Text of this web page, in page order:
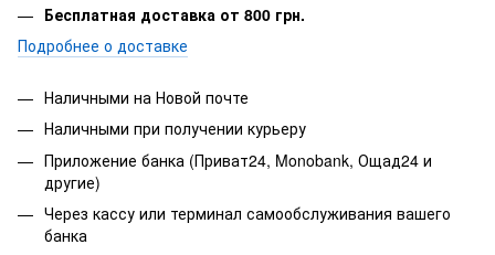
Бесплатная доставка от 800 грн.
Подробнее о доставке
Наличными на Новой почте
Наличными при получении курьеру
Приложение банка (Приват24, Monobank, Ощад24 и
другие)
Через кассу или терминал самообслуживания вашего
банка